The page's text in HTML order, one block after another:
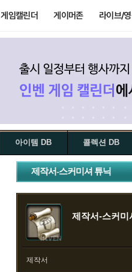
게임캘린더 게이머존 라이브/
아이템 DB 콜렉션 DB
제작서-스커미셔 튜닉
제작서-스커미
제작서